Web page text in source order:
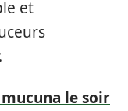
et
le soir